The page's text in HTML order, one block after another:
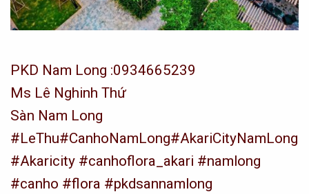
PKD Nam Long :0934665239
Ms Lê Nghinh Thứ
Sàn Nam Long
#LeThu#CanhoNamLong#AkariCityNamLong
#Akaricity #canhoflora_akari #namlong
#canho #flora #pkdsannamlong